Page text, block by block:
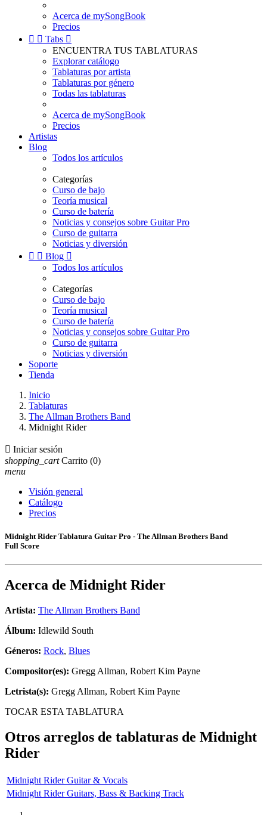
Acerca de mySongBook
Precios
  Tabs 
ENCUENTRA TUS TABLATURAS
Explorar catálogo
Tablaturas por artista
Tablaturas por género
Todas las tablaturas
Acerca de mySongBook
Precios
Artistas
Blog
Todos los artículos
Categorías
Curso de bajo
Teoría musical
Curso de batería
Noticias y consejos sobre Guitar Pro
Curso de guitarra
Noticias y diversión
  Blog 
Todos los artículos
Categorías
Curso de bajo
Teoría musical
Curso de batería
Noticias y consejos sobre Guitar Pro
Curso de guitarra
Noticias y diversión
Soporte
Tienda
Inicio
Tablaturas
The Allman Brothers Band
Midnight Rider
 Iniciar sesión
shopping_cart Carrito (0)
menu
Visión general
Catálogo
Precios
Midnight Rider Tablatura Guitar Pro - The Allman Brothers Band
Full Score
Acerca de Midnight Rider
Artista: The Allman Brothers Band
Álbum: Idlewild South
Géneros: Rock, Blues
Compositor(es): Gregg Allman, Robert Kim Payne
Letrista(s): Gregg Allman, Robert Kim Payne
TOCAR ESTA TABLATURA
Otros arreglos de tablaturas de Midnight
Rider
Midnight Rider Guitar & Vocals
Midnight Rider Guitars, Bass & Backing Track